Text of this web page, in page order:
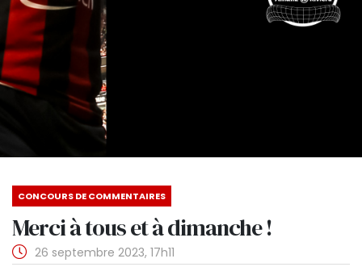
CONCOURS DE COMMENTAIRES
Merci à tous et à dimanche !
26 septembre 2023, 17h11